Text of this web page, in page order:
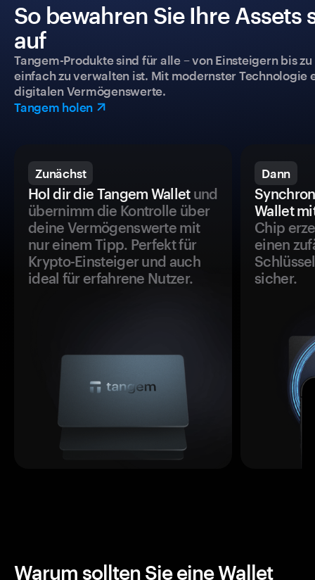
So bewahren Sie Ihre
auf
Tangem-Produkte sind für alle – von Einsteigern bis
einfach zu verwalten ist. Mit modernster
digitalen Vermögenswerte.
Tangem holen
Zunächst
Hol dir die Tangem Walletund
übernimm die Kontrolle über
deine Vermögenswerte mit
nur einem Tipp. Perfekt für
Krypto-Einsteiger und auch
ideal für erfahrene Nutzer.
Dann
Wallet
Chip
einen
sicher.
Warum sollten Sie eine Wallet